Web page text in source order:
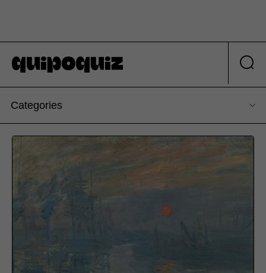
Categories